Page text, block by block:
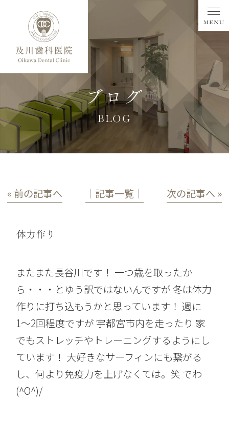
ブログ
BLOG
« 前の記事へ │記事一覧│ 次の記事へ »
体力作り
またまた長谷川です！ 一つ歳を取ったか
ら・・・とゆう訳ではないんですが 冬は体力
作りに打ち込もうかと思っています！ 週に
1〜2回程度ですが 宇都宮市内を走ったり 家
でもストレッチやトレーニングするようにし
ています！ 大好きなサーフィンにも繋がる
し、何より免疫力を上げなくては。笑 でわ
(^O^)/